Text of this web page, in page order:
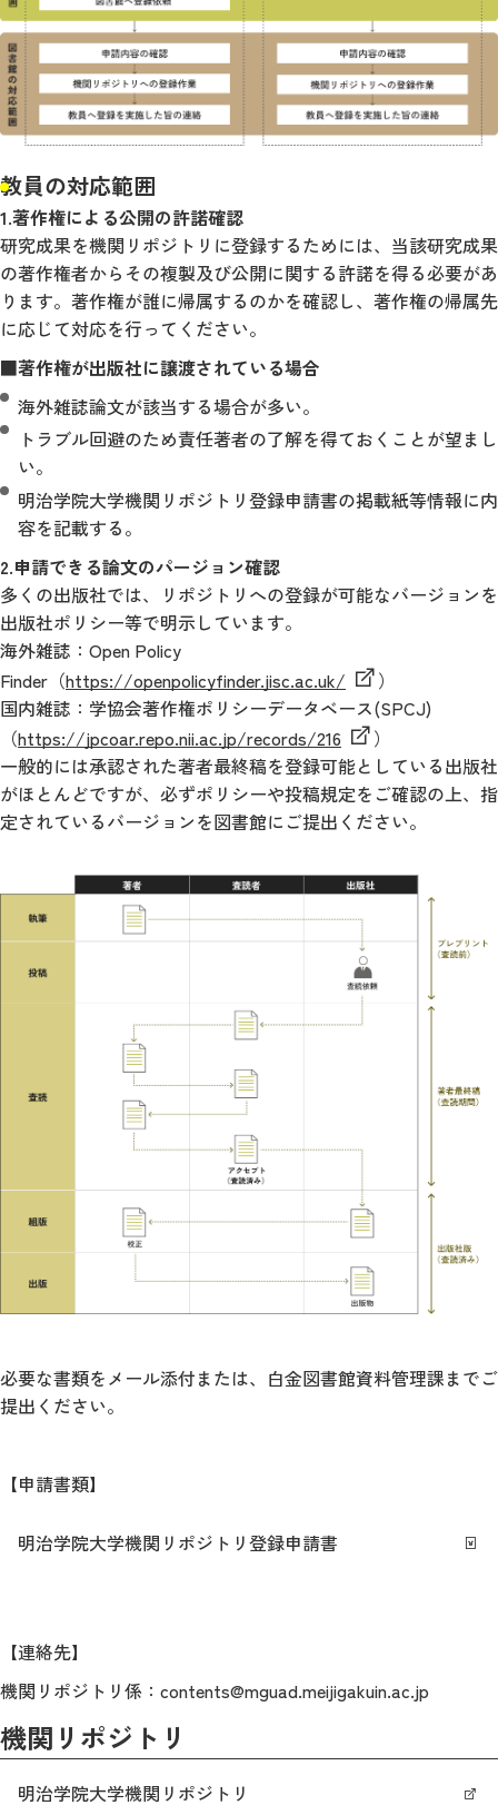
教員の対応範囲
1.著作権による公開の許諾確認
研究成果を機関リポジトリに登録するためには、当該研究成果
の著作権者からその複製及び公開に関する許諾を得る必要があ
ります。著作権が誰に帰属するのかを確認し、著作権の帰属先
に応じて対応を行ってください。
■著作権が出版社に譲渡されている場合
海外雑誌論文が該当する場合が多い。
トラブル回避のため責任著者の了解を得ておくことが望まし
い。
明治学院大学機関リポジトリ登録申請書の掲載紙等情報に内
容を記載する。
2.申請できる論文のパージョン確認
多くの出版社では、リポジトリへの登録が可能なバージョンを
出版社ポリシー等で明示しています。
海外雑誌：Open Policy
Finder（https://openpolicyfinder.jisc.ac.uk/
）
国内雑誌：学協会著作権ポリシーデータベース(SPCJ)
（https://jpcoar.repo.nii.ac.jp/records/216
）
一般的には承認された著者最終稿を登録可能としている出版社
がほとんどですが、必ずポリシーや投稿規定をご確認の上、指
定されているバージョンを図書館にご提出ください。
必要な書類をメール添付または、白金図書館資料管理課までご
提出ください。
【申請書類】
明治学院大学機関リポジトリ登録申請書
【連絡先】
機関リポジトリ係：contents@mguad.meijigakuin.ac.jp
機関リポジトリ
明治学院大学機関リポジトリ